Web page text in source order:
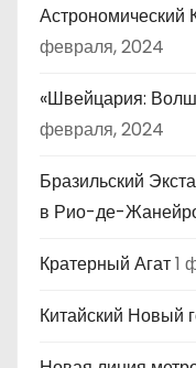
Астрономический
февраля, 2024
«Швейцария:
февраля, 2024
Бразильский
в Рио-де-
Кратерный Агат1
Китайский Новый